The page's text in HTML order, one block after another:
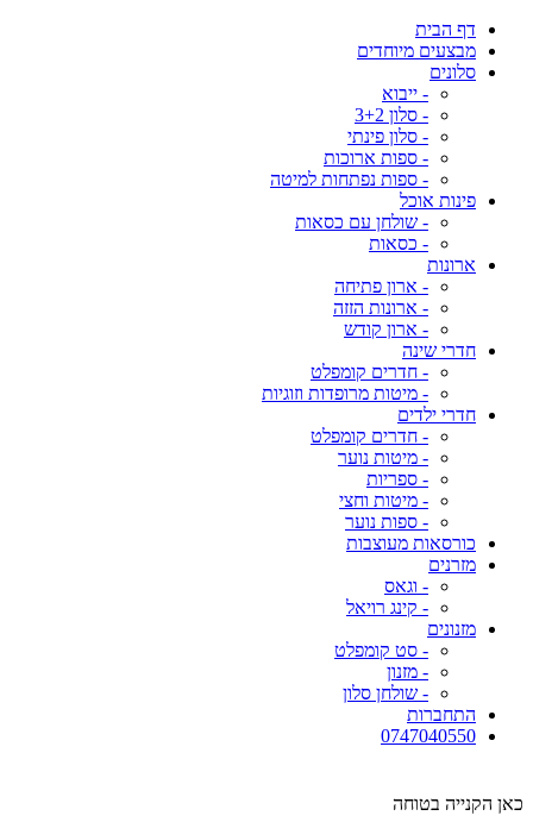
דף הבית
מבצעים מיוחדים
סלונים
- ייבוא
- סלון 3+2
- סלון פינתי
- ספות ארוכות
- ספות נפתחות למיטה
פינות אוכל
- שולחן עם כסאות
- כסאות
ארונות
- ארון פתיחה
- ארונות הזזה
- ארון קודש
חדרי שינה
- חדרים קומפלט
- מיטות מרופדות וזוגיות
חדרי ילדים
- חדרים קומפלט
- מיטות נוער
- ספריות
- מיטות וחצי
- ספות נוער
כורסאות מעוצבות
מזרנים
- וגאס
- קינג רויאל
מזנונים
- סט קומפלט
- מזנון
- שולחן סלון
התחברות
0747040550
כאן הקנייה בטוחה